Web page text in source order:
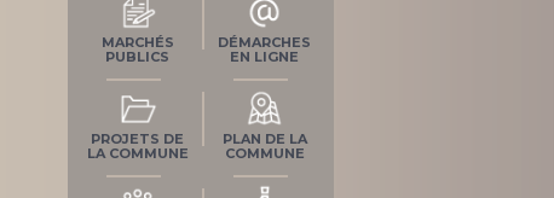
MARCHÉS
PUBLICS
DÉMARCHES
EN LIGNE
PROJETS DE
LA COMMUNE
PLAN DE LA
COMMUNE